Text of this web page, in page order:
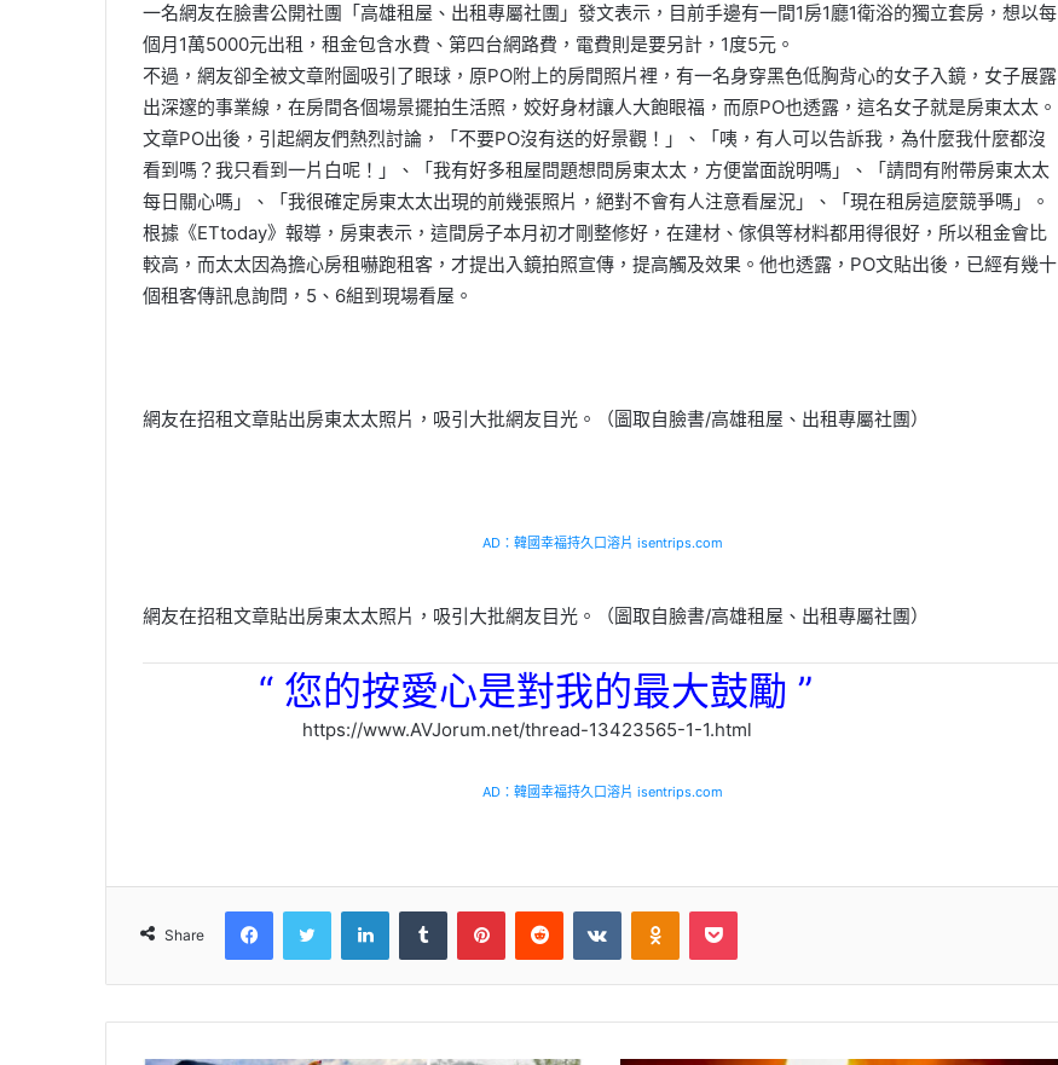
一名網友在臉書公開社團「高雄租屋、出租專屬社團」發文表示，目前手邊有一間1房1廳1衛浴的獨立套房，想以每
個月1萬5000元出租，租金包含水費、第四台網路費，電費則是要另計，1度5元。
不過，網友卻全被文章附圖吸引了眼球，原PO附上的房間照片裡，有一名身穿黑色低胸背心的女子入鏡，女子展露
出深邃的事業線，在房間各個場景擺拍生活照，姣好身材讓人大飽眼福，而原PO也透露，這名女子就是房東太太。
文章PO出後，引起網友們熱烈討論，「不要PO沒有送的好景觀！」、「咦，有人可以告訴我，為什麼我什麼都沒
看到嗎？我只看到一片白呢！」、「我有好多租屋問題想問房東太太，方便當面說明嗎」、「請問有附帶房東太太
每日關心嗎」、「我很確定房東太太出現的前幾張照片，絕對不會有人注意看屋況」、「現在租房這麼競爭嗎」。
根據《ETtoday》報導，房東表示，這間房子本月初才剛整修好，在建材、傢俱等材料都用得很好，所以租金會比
較高，而太太因為擔心房租嚇跑租客，才提出入鏡拍照宣傳，提高觸及效果。他也透露，PO文貼出後，已經有幾十
個租客傳訊息詢問，5、6組到現場看屋。
網友在招租文章貼出房東太太照片，吸引大批網友目光。（圖取自臉書/高雄租屋、出租專屬社團）
AD：韓國幸福持久口溶片 isentrips.com
網友在招租文章貼出房東太太照片，吸引大批網友目光。（圖取自臉書/高雄租屋、出租專屬社團）
“ 您的按愛心是對我的最大鼓勵 ”
https://www.AVJorum.net/thread-13423565-1-1.html
AD：韓國幸福持久口溶片 isentrips.com
Share